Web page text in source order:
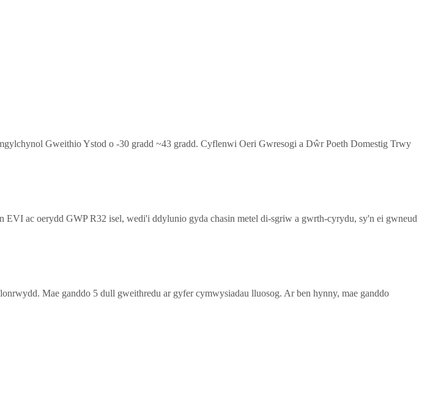
Gweithio Ystod o -30 gradd ~43 gradd. Cyflenwi Oeri Gwresogi a Dŵr Poeth Domestig Trwy
ac oerydd GWP R32 isel, wedi'i ddylunio gyda chasin metel di-sgriw a gwrth-cyrydu, sy'n ei gwneud
Mae ganddo 5 dull gweithredu ar gyfer cymwysiadau lluosog. Ar ben hynny, mae ganddo